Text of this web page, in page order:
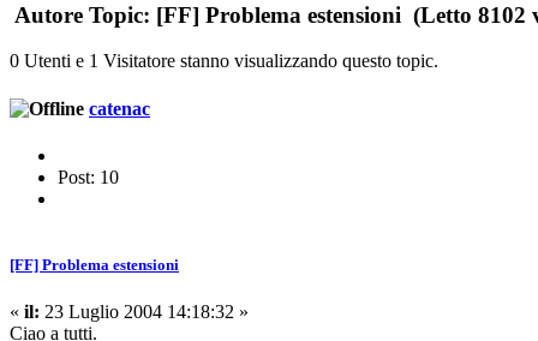
Autore Topic: [FF] Problema estensioni (Letto 8102
0 Utenti e 1 Visitatore stanno visualizzando questo topic.
catenac
Post: 10
[FF] Problema estensioni
« il: 23 Luglio 2004 14:18:32 »
Ciao a tutti.